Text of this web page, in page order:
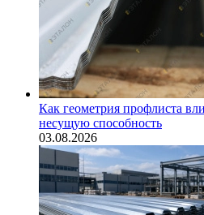
Как геометрия профлиста
несущую способность
03.08.2026